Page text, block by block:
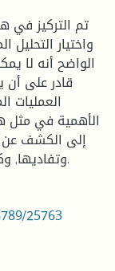
تم التركيز في
واختيار
الواضح أنه لا
قادر على
العمليات
الأهمية في مثل
إلى الكشف عن
وتفاديها, وكذلك تحديد أسباب قوة المؤسسة وتعزيزها.
25763